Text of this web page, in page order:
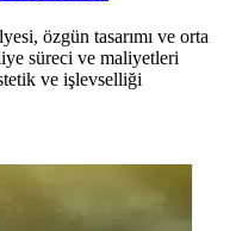
özgün tasarımı ve orta
süreci ve maliyetleri
ve işlevselliği